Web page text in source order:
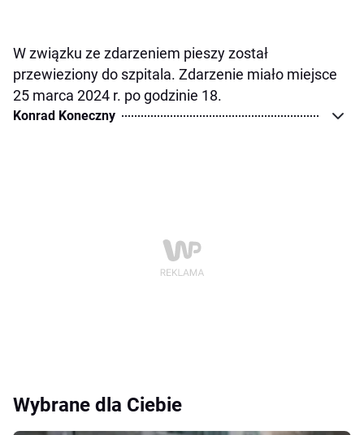
W związku ze zdarzeniem pieszy został
przewieziony do szpitala. Zdarzenie miało miejsce
25 marca 2024 r. po godzinie 18.
Konrad Koneczny
Wybrane dla Ciebie